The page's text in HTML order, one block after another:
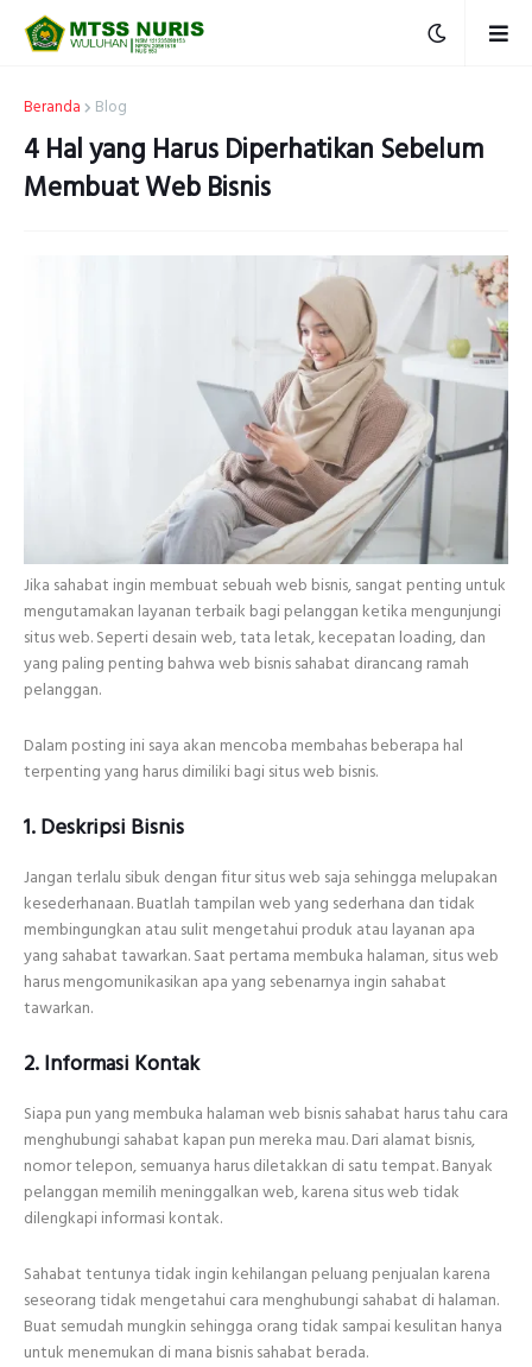
Beranda Blog
4 Hal yang Harus Diperhatikan Sebelum
Membuat Web Bisnis
Jika sahabat ingin membuat sebuah web bisnis, sangat penting untuk
mengutamakan layanan terbaik bagi pelanggan ketika mengunjungi
situs web. Seperti desain web, tata letak, kecepatan loading, dan
yang paling penting bahwa web bisnis sahabat dirancang ramah
pelanggan.
Dalam posting ini saya akan mencoba membahas beberapa hal
terpenting yang harus dimiliki bagi situs web bisnis.
1. Deskripsi Bisnis
Jangan terlalu sibuk dengan fitur situs web saja sehingga melupakan
kesederhanaan. Buatlah tampilan web yang sederhana dan tidak
membingungkan atau sulit mengetahui produk atau layanan apa
yang sahabat tawarkan. Saat pertama membuka halaman, situs web
harus mengomunikasikan apa yang sebenarnya ingin sahabat
tawarkan.
2. Informasi Kontak
Siapa pun yang membuka halaman web bisnis sahabat harus tahu cara
menghubungi sahabat kapan pun mereka mau. Dari alamat bisnis,
nomor telepon, semuanya harus diletakkan di satu tempat. Banyak
pelanggan memilih meninggalkan web, karena situs web tidak
dilengkapi informasi kontak.
Sahabat tentunya tidak ingin kehilangan peluang penjualan karena
seseorang tidak mengetahui cara menghubungi sahabat di halaman.
Buat semudah mungkin sehingga orang tidak sampai kesulitan hanya
untuk menemukan di mana bisnis sahabat berada.